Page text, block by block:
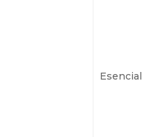
Esencial